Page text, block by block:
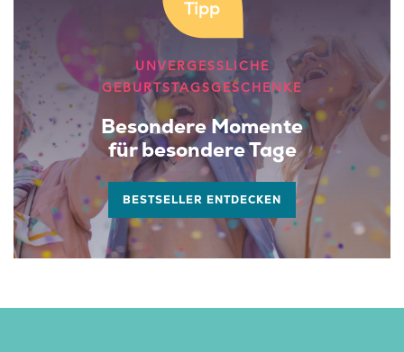
UNVERGESSLICHE
GEBURTSTAGSGESCHENKE
Besondere Momente
für besondere Tage
BESTSELLER ENTDECKEN
Tipp